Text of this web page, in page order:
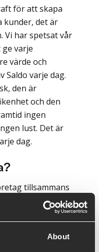
About
för att skapa
kunder, det är
Vi har spetsat vår
varje
värde och
Saldo varje dag.
den är
och den
ingen
lust. Det är
dag.
tillsammans
vi utvecklas mest
roligare liv
eget inre och